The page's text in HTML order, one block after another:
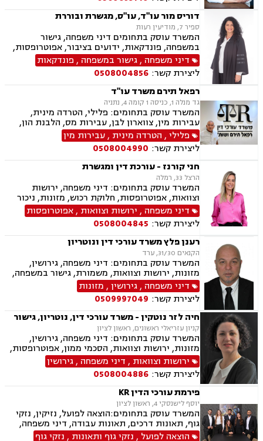
נוטריון
דוריס מור עו"ד, עו"ס, מגשרת ובוררת
ספיר 7, מודיעין רעות
המשרד עוסק בתחומים דיני משפחה, גישור
במשפחה, פונדקאות, ידועים בציבור, אפוטרופסות,
הסכמי ממון, אבהות, מזונות, משמורת, גירושין,
הורות חד מינית, נישואים אזרחיים, חוק הנוער,
אימוץ, חלוקת רכוש, מעמד אישי, זמני שהות, אומנה,
ייפוי כוח מתמשך
דיני משפחה ,גישור במשפחה , פונדקאות
ליצירת קשר: 0508004856
רפאל תירם משרד עו"ד
גד מנלה 1, כניסה 1 קומה 4, נתניה
המשרד עוסק בתחומים: פלילי, הטרדה מינית,
עבירות מין, צווארון לבן, עבירות מס, הלבנת הון,
אלימות במשפחה, עבירות סמים, ועדת שיחרורים,
תעבורה, נהיגה בשכרות, שלילת רישיון נהיגה,
פסילת רישיון מנהלית, המכון הרפואי לבטיחות
בדרכים, פשיטת רגל, הוצאה לפועל, דיני משפלה,
הסכמי ממון, צוואות וירושות, יפוי כוח מתמשך
פלילי, הטרדה מינית ,עבירות מין
ליצירת קשר: 0508004990
חני קורנז - עורכת דין ומגשרת
הרצל 33, רמלה
המשרד עוסק בתחומים: דיני משפחה, ירושות
וצוואות, אפוטרופסות, חלוקת רכוש, מזונות, ניכור
הורי, אלימות במשפחה, גירושין, גישור במשפחה,
הסכמי ממון, ידועים בציבור, מעמד אישי, הורות
משותפת, זמני שהות, חוק הנוער, חטיפת ילדים,
ייפוי כוח מתמשך, אחריות הורית
דיני משפחה , ירושות וצוואות ,אפוטרופסות
ליצירת קשר: 0508004845
רענן פלץ משרד עורכי דין ונוטריון
הקנאים 31/30, ערד
המשרד עוסק בתחומים: דיני משפחה, גירושין,
מזונות, ירושות וצוואות, משמורת, גישור במשפחה,
חלוקת רכוש, ידועים בציבור, מעמד אישי, אלימות
במשפחה, נזיקין, נזקי גוף, נזקי רכוש, תאונות דרכים,
תאונות עבודה, תאונות עקב רשלנות, דיני עבודה,
נוטריון.
דיני משפחה ,גירושין, מזונות
ליצירת קשר: 0509997049
חיה לזר נוטקין - משרד עורכי דין, נוטריון, גישור
קניון עזריאלי ראשונים, ראשון לציון
המשרד עוסק בתחומים: דיני משפחה, גירושין,
מזונות, ירושות וצוואות, הסכמי ממון, אפוטרופסות,
גישור במשפחה, ניכור הורי, הורות חד מינית, העברה
בין דורית, בן ממשיך, נוטריון, חלוקת רכוש , ידועים
בציבור, נישואים אזרחיים
ירושות וצוואות , דיני משפחה ,גירושין
ליצירת קשר: 0508004886
פירמת עורכי הדין KR
יוסף לישנסקי 4, ראשון לציון
המשרד עוסק בתחומים:הוצאה לפועל, נזיקין, נזקי
גוף, תאונות דרכים, תאונות עבודה, דיני משפחה,
גירושין, ירושות וצוואות, הסכמי ממון, דין משמעתי,
הוצאה לפועל , נזקי גוף ותאונות , נזקי גוף